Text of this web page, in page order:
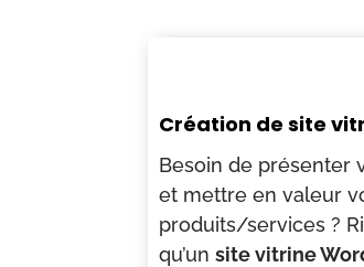
Création de site
Besoin de présenter
et mettre en valeur
produits/services ?
qu’unsite vitrine